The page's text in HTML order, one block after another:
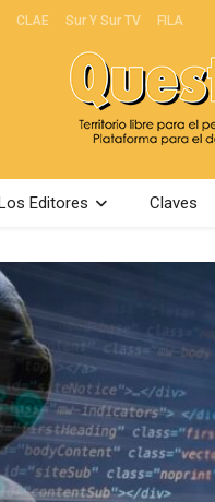
CLAE Sur Y Sur TV FILA
Editores Claves